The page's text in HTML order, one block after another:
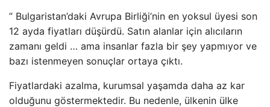
” Bulgaristan’daki Avrupa Birliği’nin en yoksul üyesi son
12 ayda fiyatları düşürdü. Satın alanlar için alıcıların
zamanı geldi … ama insanlar fazla bir şey yapmıyor ve
bazı istenmeyen sonuçlar ortaya çıktı.
Fiyatlardaki azalma, kurumsal yaşamda daha az kar
olduğunu göstermektedir. Bu nedenle, ülkenin ülke